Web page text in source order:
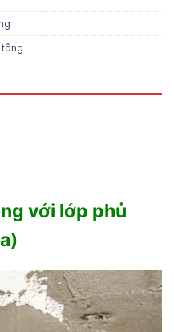
với lớp phủ